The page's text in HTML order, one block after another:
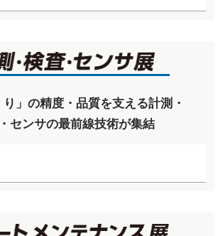
り」の精度・品質を支える計測・
センサの最前線技術が集結